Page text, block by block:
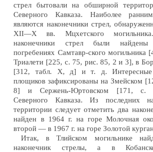
стрел бытовали на обширной
Северного Кавказа. Наиболее
являются наконечники стрел,
XII—X вв. Мцхетского могильника.
наконечники стрел были
погребениях Самтавр-ского
Триалети [225, с. 75, рис. 85, 2 и 3], в
[312, табл. X, д] и т. д. Интересные
площиков зафиксированы на Змейском
8] и Сержень-Юртовском [171, с.
Северного Кавказа. Из последних
территории следует отметить два
найден в 1964 г. на горе Молочная
второй — в 1967 г. на горе Золотой
Итак, в Тлийском могильнике
наконечник стрелы, а в